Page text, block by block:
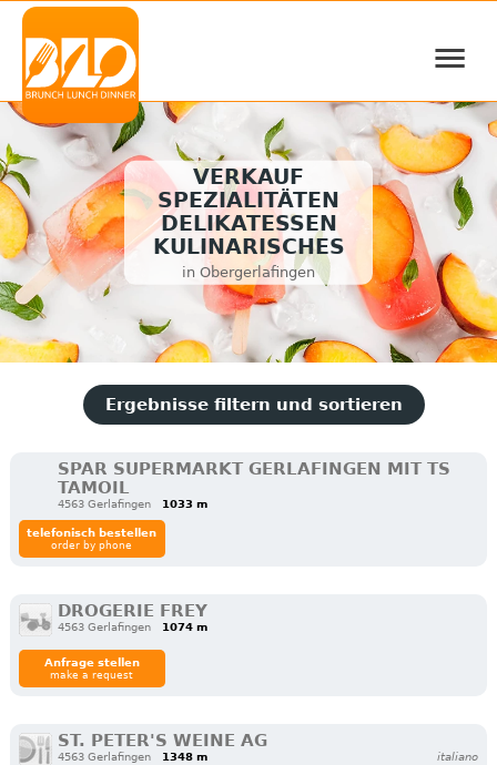
≡
VERKAUF
SPEZIALITÄTEN
DELIKATESSEN
KULINARISCHES
in Obergerlafingen
Ergebnisse filtern und sortieren
SPAR SUPERMARKT GERLAFINGEN MIT TS
TAMOIL
4563 Gerlafingen 1033 m
telefonisch bestellen
order by phone
DROGERIE FREY
4563 Gerlafingen 1074 m
Anfrage stellen
make a request
ST. PETER'S WEINE AG
4563 Gerlafingen 1348 m italiano